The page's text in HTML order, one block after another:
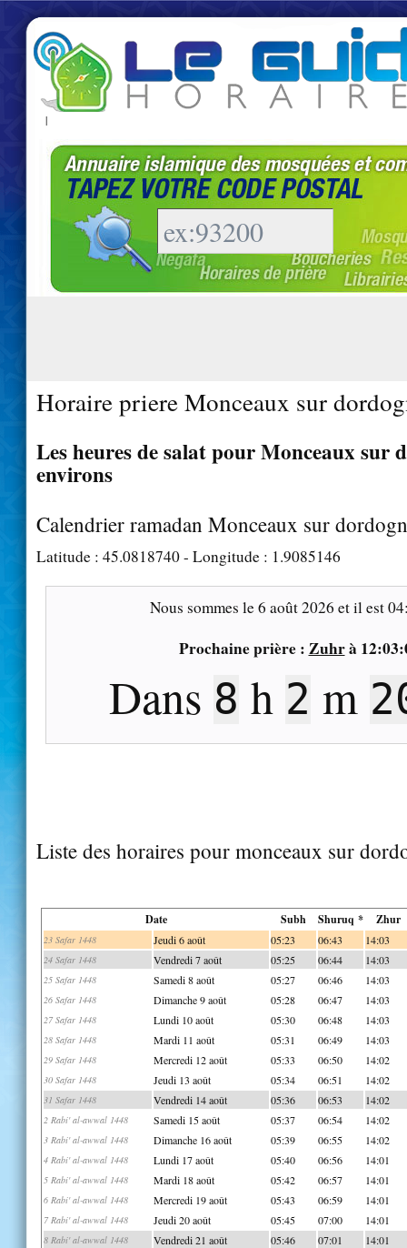
|
Horaire priere Monceaux sur
Les heures de salat pour Monceaux sur
environs
Calendrier ramadan Monceaux sur
Latitude : 45.0818740- Longitude : 1.9085146
Nous sommes le6 août 2026 et il est
Prochaine prière : Zuhrà
Dans 8 h 2 m
Liste des horaires pour monceaux sur
Date Subh Shuruq * Zhur
23 Safar 1448 Jeudi 6 août 05:23 06:43 14:03
24 Safar 1448 Vendredi 7 août 05:25 06:44 14:03
25 Safar 1448 Samedi 8 août 05:27 06:46 14:03
26 Safar 1448 Dimanche 9 août 05:28 06:47 14:03
27 Safar 1448 Lundi 10 août 05:30 06:48 14:03
28 Safar 1448 Mardi 11 août 05:31 06:49 14:03
29 Safar 1448 Mercredi 12 août 05:33 06:50 14:02
30 Safar 1448 Jeudi 13 août 05:34 06:51 14:02
31 Safar 1448 Vendredi 14 août 05:36 06:53 14:02
2 Rabi' al-awwal 1448 Samedi 15 août 05:37 06:54 14:02
3 Rabi' al-awwal 1448 Dimanche 16 août 05:39 06:55 14:02
4 Rabi' al-awwal 1448 Lundi 17 août 05:40 06:56 14:01
5 Rabi' al-awwal 1448 Mardi 18 août 05:42 06:57 14:01
6 Rabi' al-awwal 1448 Mercredi 19 août 05:43 06:59 14:01
7 Rabi' al-awwal 1448 Jeudi 20 août 05:45 07:00 14:01
8 Rabi' al-awwal 1448 Vendredi 21 août 05:46 07:01 14:01